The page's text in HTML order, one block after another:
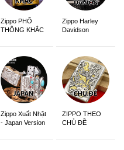
Zippo PHỔ
THÔNG KHẮC
Zippo Harley
Davidson
Zippo Xuất Nhật
- Japan Version
ZIPPO THEO
CHỦ ĐỀ